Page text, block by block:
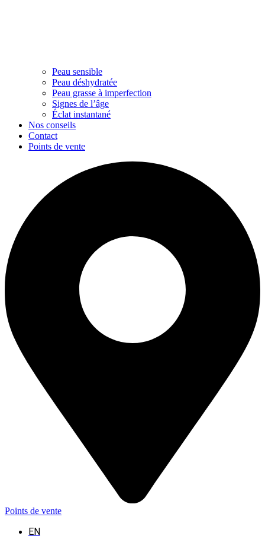
Peau sensible
Peau déshydratée
Peau grasse à imperfection
Signes de l’âge
Éclat instantané
Nos conseils
Contact
Points de vente
Points de vente
EN